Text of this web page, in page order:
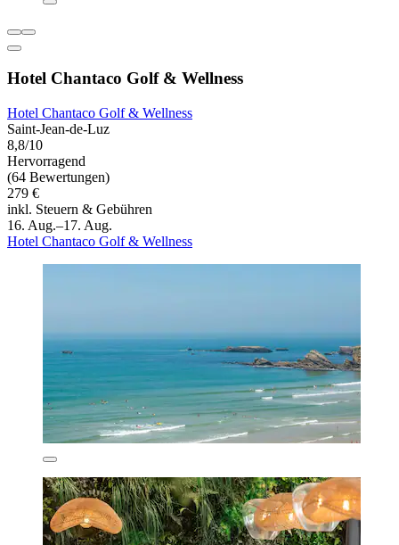
Hotel Chantaco Golf & Wellness
Hotel Chantaco Golf & Wellness
Saint-Jean-de-Luz
8,8/10
Hervorragend
(64 Bewertungen)
279 €
inkl. Steuern & Gebühren
16. Aug.–17. Aug.
Hotel Chantaco Golf & Wellness